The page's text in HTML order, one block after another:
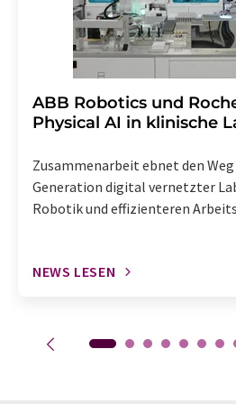
​​​​​​​ABB Robotics und
Physical AI in klinische
Zusammenarbeit ebnet den
Generation digital vernetzter
Robotik und effizienteren
NEWS LESEN